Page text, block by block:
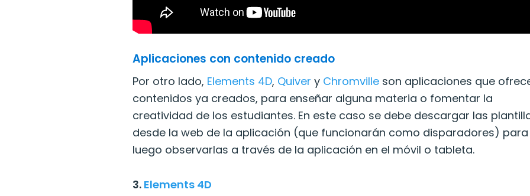
Aplicaciones con contenido creado
Por otro lado, Elements 4D, Quiver y Chromville son aplicaciones que
contenidos ya creados, para enseñar alguna materia o fomentar la
creatividad de los estudiantes. En este caso se debe descargar las
desde la web de la aplicación (que funcionarán como disparadores) para
luego observarlas a través de la aplicación en el móvil o tableta.
3. Elements 4D